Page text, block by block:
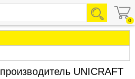
0
UNICRAFT